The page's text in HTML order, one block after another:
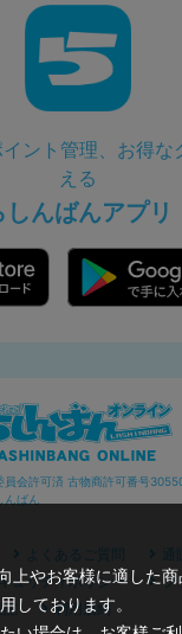
ント管理、お得な
える
しんばんアプリ
員会許可済 古物商許可番号
ばん
よくあるご質問
ュリティポリシー
プ
利用規約
上やお客様に適した
しております。